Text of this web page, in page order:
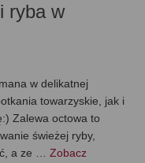
ryba w
w delikatnej
towarzyskie, jak i
Zalewa octowa to
świeżej ryby,
a ze … Zobacz